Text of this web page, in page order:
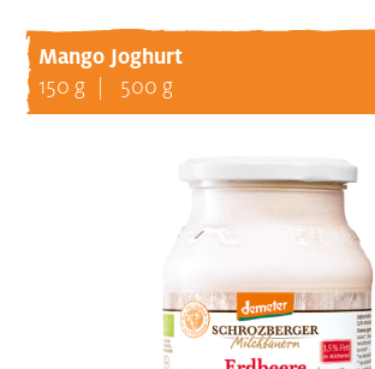
Mango Joghurt
150 g 500 g